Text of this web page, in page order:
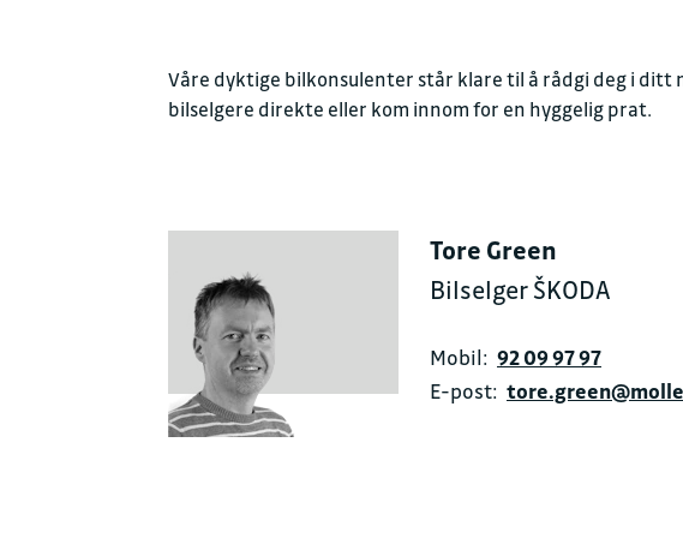
Våre dyktige bilkonsulenter står klare til å rådgi deg i ditt
bilselgere direkte eller kom innom for en hyggelig prat.
Tore Green
Bilselger ŠKODA
Mobil: 92 09 97 97
E-post: